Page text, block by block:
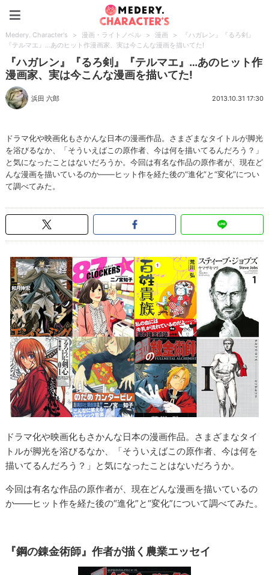
Medery. Character's > 漫画・ライトノベル > 漫画 >
『ハガレン』『るろ剣』
『テルマエ』…あのヒット作漫画家、実は今こんな漫画を描いてた!
『ハガレン』『るろ剣』『テルマエ』…あのヒット作
漫画家、実は今こんな漫画を描いてた!
浜田 六郎 2013.10.31 17:30
ドラマ化や映画化もさかんな日本の漫画作品。さまざまなタイトルが脚光
を浴びるなか、「そういえばこの原作者、今は何を描いてるんだろう？」
と気になったことはないだろうか。今回は有名な作品の原作者が、現在ど
んな漫画を描いているのか――ヒット作を経た後の“進化”と“変化”につい
て調べてみた。
ドラマ化や映画化もさかんな日本の漫画作品。さまざまなタイ
トルが脚光を浴びるなか、「そういえばこの原作者、今は何を
描いてるんだろう？」と気になったことはないだろうか。
今回は有名な作品の原作者が、現在どんな漫画を描いているの
か――ヒット作を経た後の“進化”と“変化”について調べてみた。
『鋼の錬金術師』作者が描く農業エッセイ